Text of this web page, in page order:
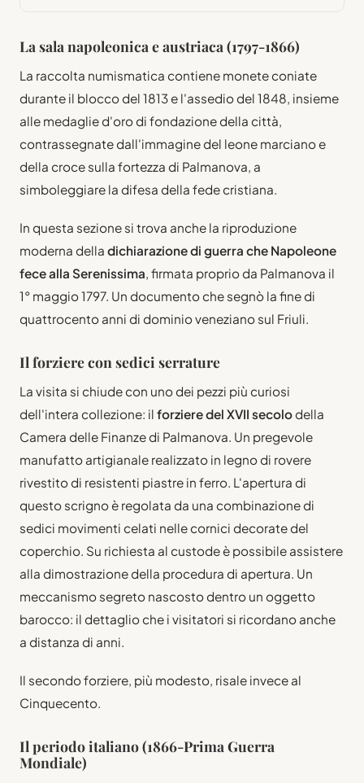
La sala napoleonica e austriaca (1797-1866)
La raccolta numismatica contiene monete coniate
durante il blocco del 1813 e l'assedio del 1848, insieme
alle medaglie d'oro di fondazione della città,
contrassegnate dall'immagine del leone marciano e
della croce sulla fortezza di Palmanova, a
simboleggiare la difesa della fede cristiana.
In questa sezione si trova anche la riproduzione
moderna della dichiarazione di guerra che Napoleone
fece alla Serenissima, firmata proprio da Palmanova il
1° maggio 1797. Un documento che segnò la fine di
quattrocento anni di dominio veneziano sul Friuli.
Il forziere con sedici serrature
La visita si chiude con uno dei pezzi più curiosi
dell'intera collezione: il forziere del XVII secolodella
Camera delle Finanze di Palmanova. Un pregevole
manufatto artigianale realizzato in legno di rovere
rivestito di resistenti piastre in ferro. L'apertura di
questo scrigno è regolata da una combinazione di
sedici movimenti celati nelle cornici decorate del
coperchio. Su richiesta al custode è possibile assistere
alla dimostrazione della procedura di apertura. Un
meccanismo segreto nascosto dentro un oggetto
barocco: il dettaglio che i visitatori si ricordano anche
a distanza di anni.
Il secondo forziere, più modesto, risale invece al
Cinquecento.
Il periodo italiano (1866-Prima Guerra
Mondiale)